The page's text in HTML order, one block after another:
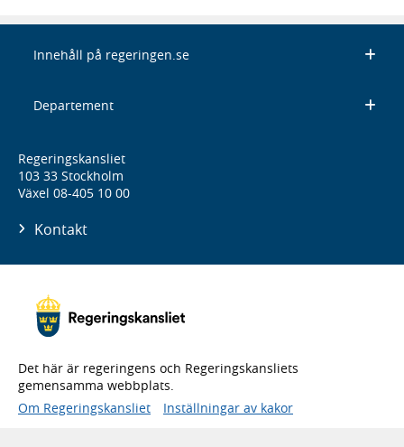
Innehåll på regeringen.se
Departement
Regeringskansliet
103 33 Stockholm
Växel 08-405 10 00
Kontakt
Det här är regeringens och Regeringskansliets
gemensamma webbplats.
Om Regeringskansliet
Inställningar av kakor